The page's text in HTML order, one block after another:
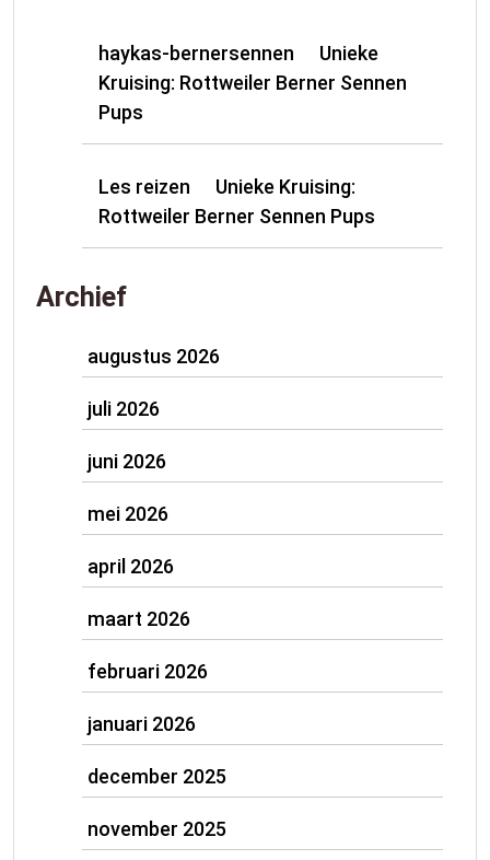
haykas-bernersennen
Unieke
Kruising: Rottweiler Berner Sennen
Pups
Les reizen
Unieke Kruising:
Rottweiler Berner Sennen Pups
Archief
augustus 2026
juli 2026
juni 2026
mei 2026
april 2026
maart 2026
februari 2026
januari 2026
december 2025
november 2025